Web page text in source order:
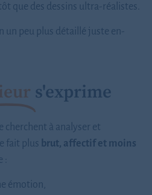
que des dessins ultra-réalistes.
un peu plus détaillé juste en-
s'exprime
cherchent à analyser et
fait plus brut, affectif et moins
émotion,